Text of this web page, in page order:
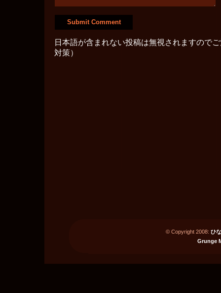
日本語が含まれない投稿は無視されますので
対策）
© Copyright 2008: ひ
Grunge